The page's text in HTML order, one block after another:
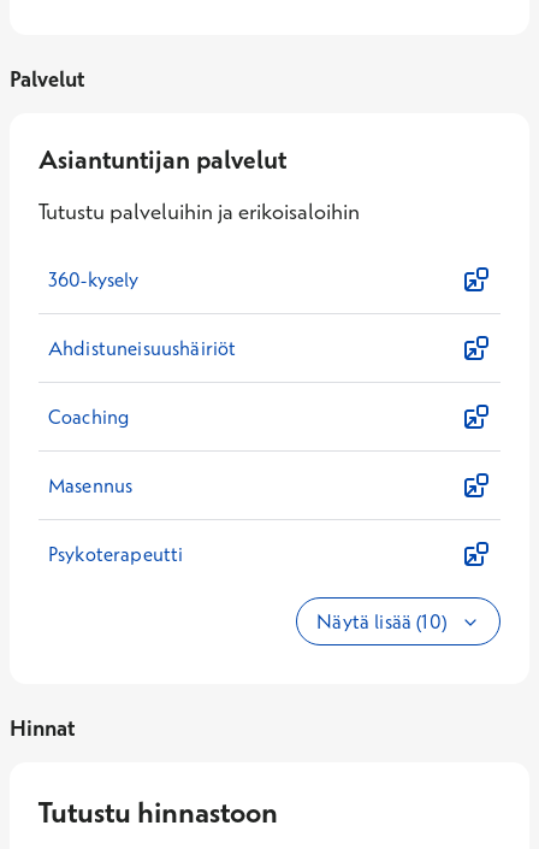
Palvelut
Asiantuntijan palvelut
Tutustu palveluihin ja erikoisaloihin
360-kysely
Ahdistuneisuushäiriöt
Coaching
Masennus
Psykoterapeutti
Näytä lisää (10)
Hinnat
Tutustu hinnastoon